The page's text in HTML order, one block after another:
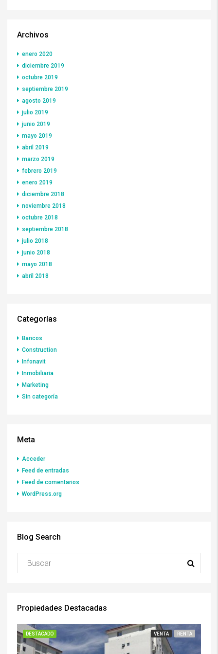
Archivos
enero 2020
diciembre 2019
octubre 2019
septiembre 2019
agosto 2019
julio 2019
junio 2019
mayo 2019
abril 2019
marzo 2019
febrero 2019
enero 2019
diciembre 2018
noviembre 2018
octubre 2018
septiembre 2018
julio 2018
junio 2018
mayo 2018
abril 2018
Categorías
Bancos
Construction
Infonavit
Inmobiliaria
Marketing
Sin categoría
Meta
Acceder
Feed de entradas
Feed de comentarios
WordPress.org
Blog Search
Propiedades Destacadas
DESTACADO VENTA RENTA